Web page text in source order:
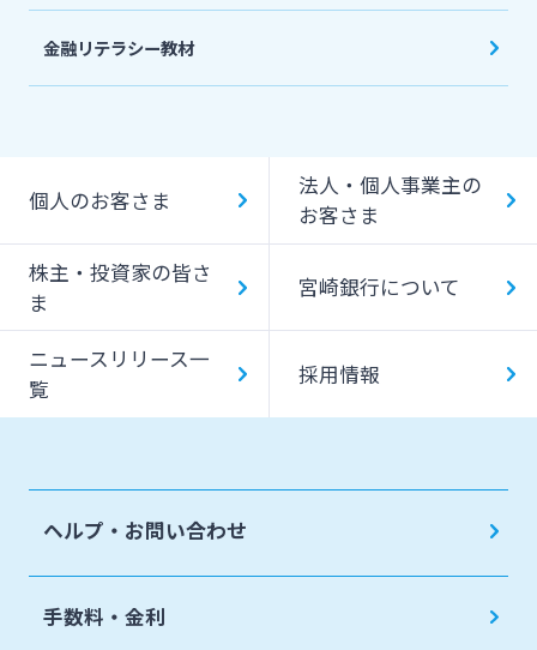
金融リテラシー教材
個人のお客さま
法人・個人事業主の
お客さま
株主・投資家の皆さ
ま
宮崎銀行について
ニュースリリース一
覧
採用情報
ヘルプ・お問い合わせ
手数料・金利